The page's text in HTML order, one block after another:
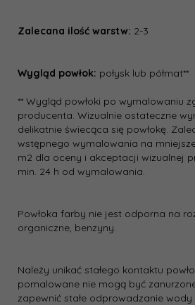
Zalecana ilość warstw: 2-3
Wygląd powłok: połysk lub półmat**
** Wygląd powłoki po wymalowaniu
producenta. Wizualnie ostateczne
delikatnie świecąca się powłokę.
wstępnego wymalowania na
m2 dla oceny i akceptacji wizualnej
min. 24 h od wymalowania.
Powłoka farby nie jest odporna na
organiczne, benzyny.
Należy unikać stałego kontaktu
pomalowane nie mogą być
zapewnić stałe odprowadzanie